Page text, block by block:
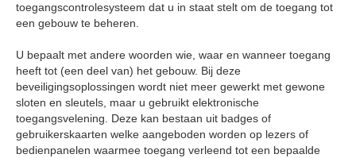
toegangscontrolesysteem dat u in staat stelt om de toegang tot
een gebouw te beheren.
U bepaalt met andere woorden wie, waar en wanneer toegang
heeft tot (een deel van) het gebouw. Bij deze
beveiligingsoplossingen wordt niet meer gewerkt met gewone
sloten en sleutels, maar u gebruikt elektronische
toegangsvelening. Deze kan bestaan uit badges of
gebruikerskaarten welke aangeboden worden op lezers of
bedienpanelen waarmee toegang verleend tot een bepaalde